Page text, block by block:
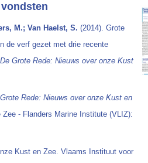
M.; Van Haelst, S. (2014). Grote
de verf gezet met drie recente
Grote Rede: Nieuws over onze Kust
Rede: Nieuws over onze Kust en
- Flanders Marine Institute (VLIZ):
Kust en Zee. Vlaams Instituut voor